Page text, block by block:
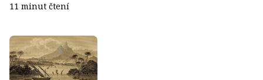
11 minut čtení